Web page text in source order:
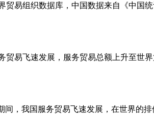
贸易组织数据库，中国数据来自《中国
易飞速发展，服务贸易总额上升至世界
，我国服务贸易飞速发展，在世界的排